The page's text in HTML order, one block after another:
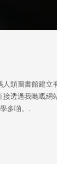
人類圖書館建立
接透過我哋嘅網
多啲。.